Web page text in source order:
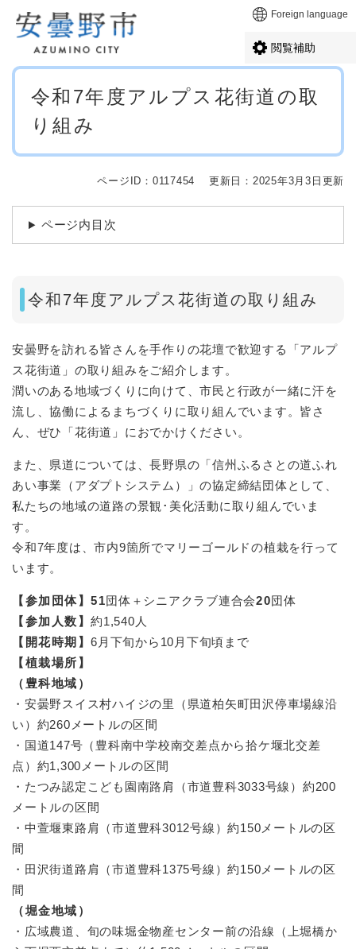
メニューを飛ばして本文へ Foreign language
閲覧補助
本
令和7年度アルプス花街道の取
り組み
ページID：0117454 更新日：2025年3月3日更新
ページ内目次
令和7年度アルプス花街道の取り組み
安曇野を訪れる皆さんを手作りの花壇で歓迎する「アルプ
ス花街道」の取り組みをご紹介します。
潤いのある地域づくりに向けて、市民と行政が一緒に汗を
流し、協働によるまちづくりに取り組んでいます。皆さ
ん、ぜひ「花街道」におでかけください。
また、県道については、長野県の「信州ふるさとの道ふれ
あい事業（アダプトシステム）」の協定締結団体として、
私たちの地域の道路の景観･美化活動に取り組んでいま
す。
令和7年度は、市内9箇所でマリーゴールドの植栽を行って
います。
【参加団体】51団体＋シニアクラブ連合会20団体
【参加人数】 約1,540人
【開花時期】 6月下旬から10月下旬頃まで
【植栽場所】
（豊科地域）
・安曇野スイス村ハイジの里（県道柏矢町田沢停車場線沿
い）約260メートルの区間
・国道147号（豊科南中学校南交差点から拾ケ堰北交差
点）約1,300メートルの区間
・たつみ認定こども園南路肩（市道豊科3033号線）約200
メートルの区間
・中萱堰東路肩（市道豊科3012号線）約150メートルの区
間
・田沢街道路肩（市道豊科1375号線）約150メートルの区
間
（堀金地域）
・広域農道、旬の味堀金物産センター前の沿線（上堀橋か